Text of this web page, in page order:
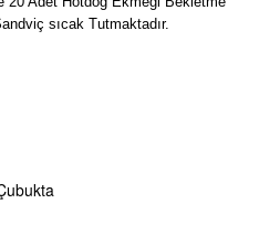
sıcak Tutmaktadır.